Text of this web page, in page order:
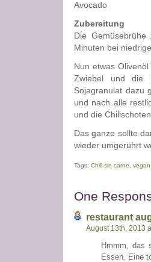
Avocado
Zubereitung
Die
Minuten bei
Nun etwas
Zwiebel und die
Sojagranulat dazu
und nach alle
und die
Das ganze sollte
wieder umgerührt
Tags: Chili sin carne vegan
One
restaurant
August 13th, 2013
Hmmm, das
Essen. Eine